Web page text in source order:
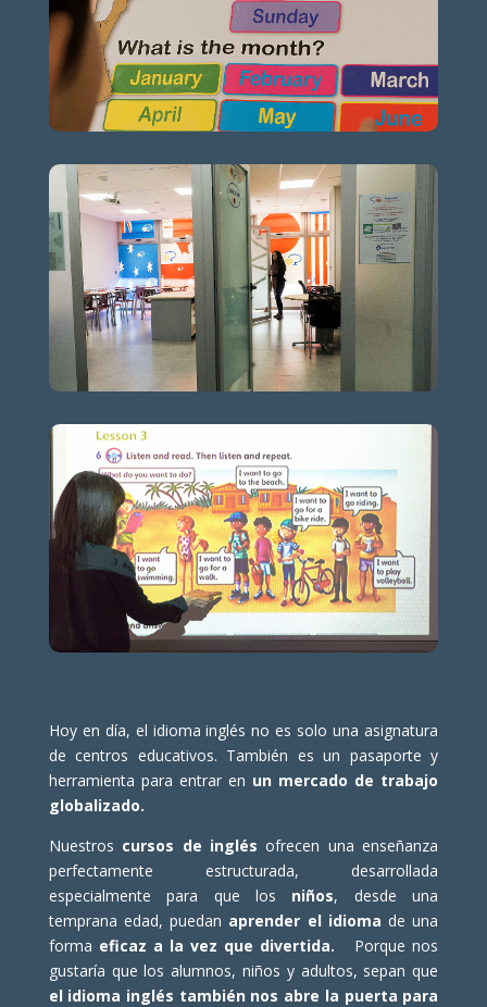
Hoy en día, el idioma inglés no es solo una asignatura
de centros educativos. También es un pasaporte y
herramienta para entrar en un mercado de trabajo
globalizado.
Nuestros cursos de inglésofrecen una enseñanza
perfectamente estructurada, desarrollada
especialmente para que los niños, desde una
temprana edad, puedan aprender el idioma de una
forma eficaz a la vez que divertida. Porque nos
gustaría que los alumnos, niños y adultos, sepan que
el idioma inglés también nos abre la puerta para